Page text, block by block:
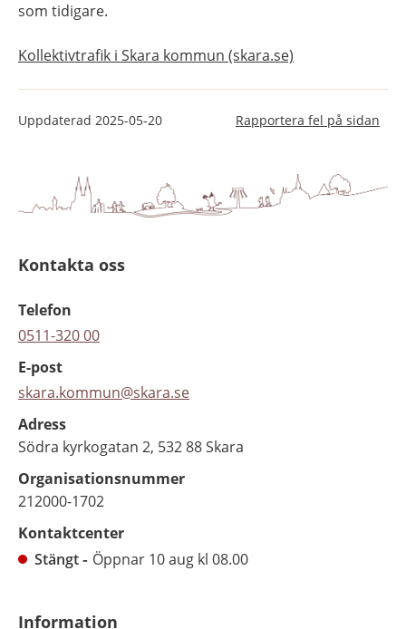
som tidigare.
Kollektivtrafik i Skara kommun (skara.se)
Uppdaterad 2025-05-20 Rapportera fel på sidan
Kontakta oss
Telefon
0511-320 00
E-post
skara.kommun@skara.se
Adress
Södra kyrkogatan 2, 532 88 Skara
Organisationsnummer
212000-1702
Kontaktcenter
Stängt
Öppnar 10 aug kl 08.00
Information